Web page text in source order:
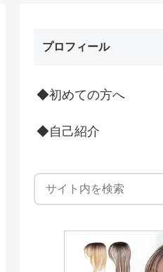
プロフィール
◆初めての方へ
◆自己紹介